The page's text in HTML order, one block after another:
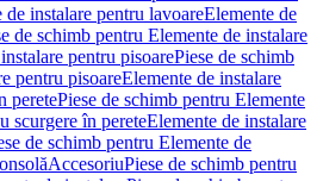
instalare pentru lavoareElemente de
de schimb pentru Elemente de instalare
pentru pisoarePiese de schimb
pentru pisoareElemente de instalare
peretePiese de schimb pentru Elemente
scurgere în pereteElemente de instalare
de schimb pentru Elemente de
AccesoriuPiese de schimb pentru